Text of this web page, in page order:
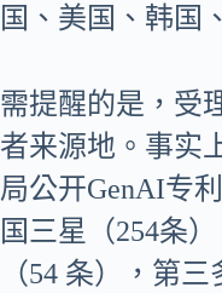
国、美国、韩国
需提醒的是，受
者来源地。事实
局公开GenAI专
国三星（254条
（54 条），第